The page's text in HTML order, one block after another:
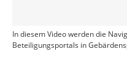
In diesem Video werden die
Beteiligungsportals in